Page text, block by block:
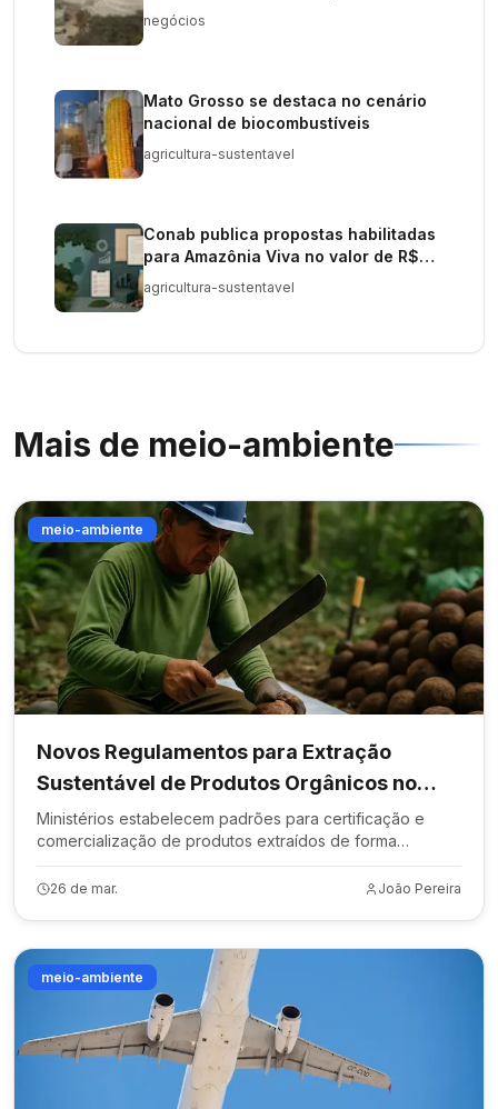
negócios
Mato Grosso se destaca no cenário
nacional de biocombustíveis
agricultura-sustentavel
Conab publica propostas habilitadas
para Amazônia Viva no valor de R$
80 mi
agricultura-sustentavel
Mais de meio-ambiente
meio-ambiente
Novos Regulamentos para Extração
Sustentável de Produtos Orgânicos no
Brasil
Ministérios estabelecem padrões para certificação e
comercialização de produtos extraídos de forma
sustentável.
26 de mar. João Pereira
meio-ambiente